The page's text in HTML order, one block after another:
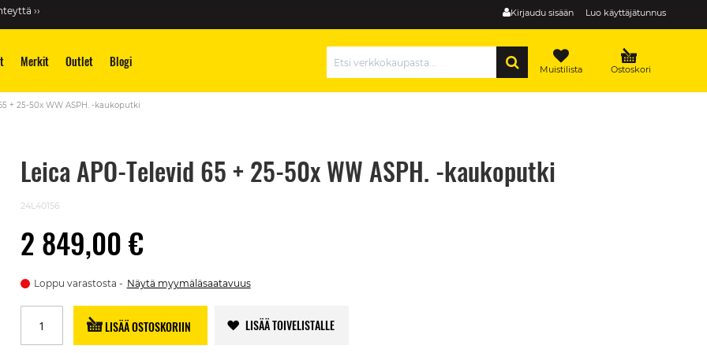
Kirjaudu sisään Luo käyttäjätunnus
››
Merkit Outlet Blogi Ostoskori
Muistilista
+ 25-50x WW ASPH. -kaukoputki
Leica APO-Televid 65 + 25-50x WW ASPH. -kaukoputki
24L40156
2 849,00 €
Loppu varastosta Näytä myymäläsaatavuus
LISÄÄ OSTOSKORIIN LISÄÄ TOIVELISTALLE